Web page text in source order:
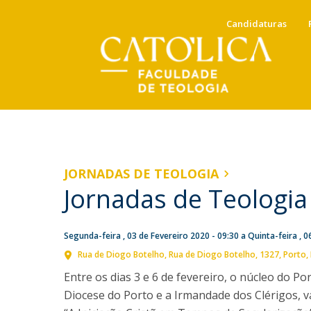
Candidaturas
Anuário e Calendário Académico
Tabela de Propinas, taxas e
Mestrados (Acred. 2010)
Mestrado Integrado em Teologia
Docentes Eméritos e Jubilados
Portal do Docente
Ricardo Ribeiro, docente da
FT, concluiu Doutoramento
em Roma
Sex, 10 Jul 2026 - 09:54
Direção
Conselho Científico
Conselho Pedagógico
Comissão de Qualidade
Conselho Estratégico
Instituto Religare
JORNADAS DE TEOLOGIA
Jornadas de
Segunda-feira , 03 de Fevereiro 2020 - 09:30 aQuinta-feira ,
Rua de Diogo Botelho Rua de Diogo Botelho, 1327 Porto
Entre os dias 3 e 6 de fevereiro, o núcleo do
Diocese do Porto e a Irmandade dos Clérigos,